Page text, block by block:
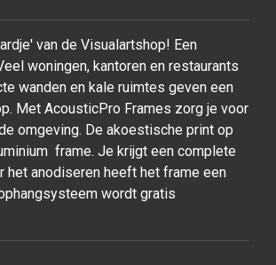
van de Visualartshop! Een
woningen, kantoren en restaurants
wanden en kale ruimtes geven een
Met AcousticPro Frames zorg je voor
omgeving. De akoestische print op
frame. Je krijgt een complete
anodiseren heeft het frame een
wordt gratis